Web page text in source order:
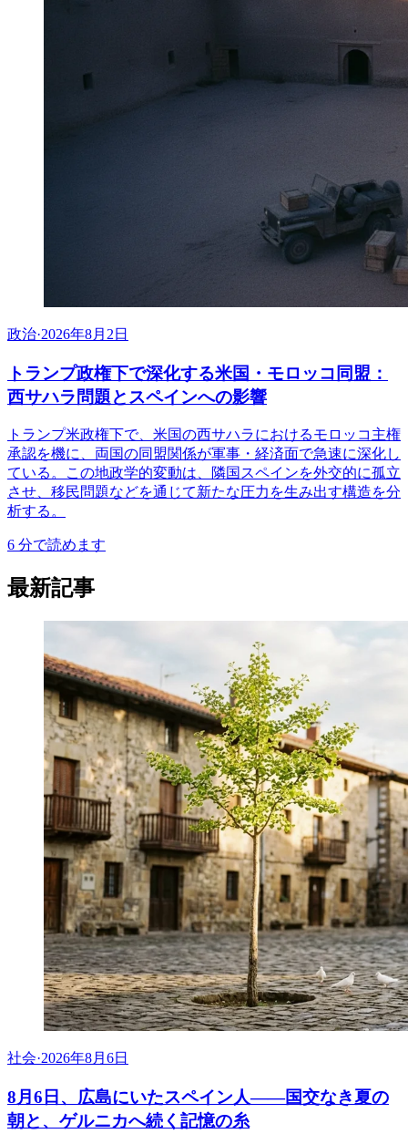
政治·2026年8月2日
トランプ政権下で深化する米国・モロッコ同盟：
西サハラ問題とスペインへの影響
トランプ米政権下で、米国の西サハラにおけるモロッコ主権
承認を機に、両国の同盟関係が軍事・経済面で急速に深化し
ている。この地政学的変動は、隣国スペインを外交的に孤立
させ、移民問題などを通じて新たな圧力を生み出す構造を分
析する。
6 分で読めます
最新記事
社会·2026年8月6日
8月6日、広島にいたスペイン人――国交なき夏の
朝と、ゲルニカへ続く記憶の糸